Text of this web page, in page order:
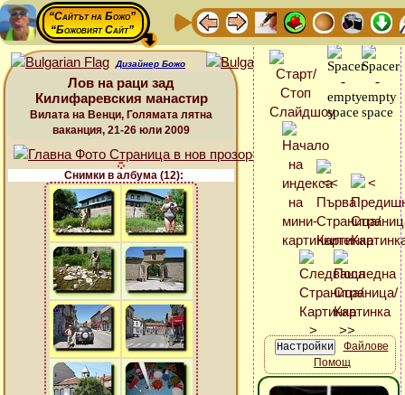
“Сайтът на Божо”
“Божовият Сайт”
Дизайнер Божо
Лов на раци зад
Килифаревския манастир
Вилата на Венци, Голямата лятна
ваканция, 21-26 юли 2009
Снимки в албума (12):
Файлове
Помощ